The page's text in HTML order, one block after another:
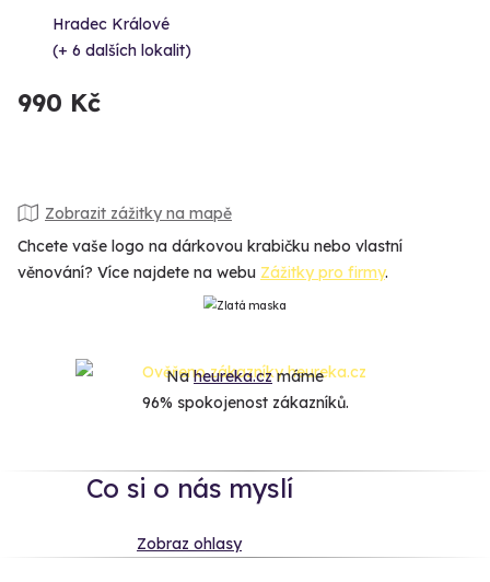
Hradec Králové
(+ 6 dalších lokalit)
990 Kč
Zobrazit zážitky na mapě
Chcete vaše logo na dárkovou krabičku nebo vlastní
věnování? Více najdete na webu Zážitky pro firmy.
Naheureka.czmáme
96% spokojenost zákazníků.
Co si o nás myslí
Zobraz ohlasy